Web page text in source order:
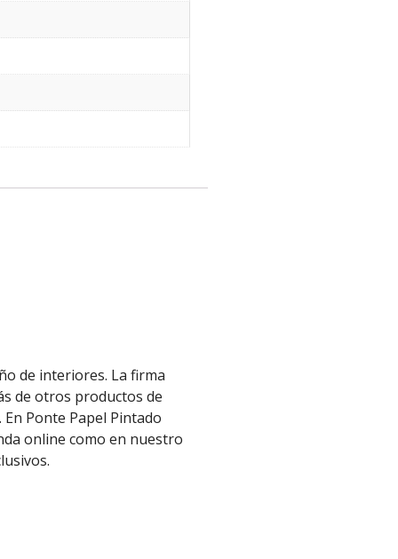
de interiores. La firma
de otros productos de
. En Ponte Papel Pintado
online como en nuestro